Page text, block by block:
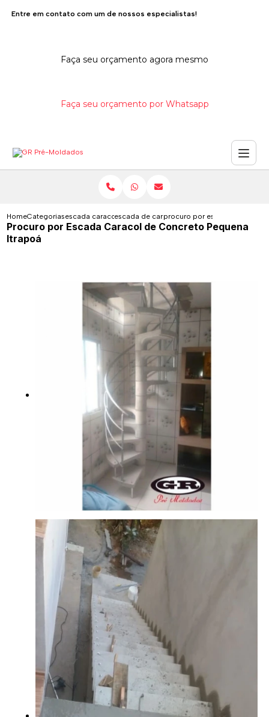
Entre em contato com um de nossos especialistas!
Faça seu orçamento agora mesmo
Faça seu orçamento por Whatsapp
HomeCategoriasescada caracol de concretoescada de caracol de concreto
procuro por escada caracol
Procuro por Escada Caracol de Concreto Pequena
Itrapoá